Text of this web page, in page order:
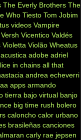
The Everly Brothers The
Who Tiesto Tom Jobim
videos Vampire
Vicentico Valdés
Violetta Violão Wheatus
acustica adobe adriel
in chains all that
andrea echeverri
apps armando
tierra bajo virtual banjo
big time rush bolero
caloncho calor urbano
brasileñas canciones
carly rae jepsen